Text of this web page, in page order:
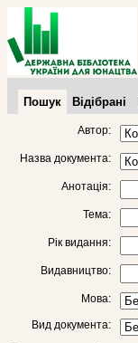
Пошук Відібрані
Автор:
Назва документа:
Анотація:
Тема:
Рік видання:
Видавництво:
Мова:
Вид документа: